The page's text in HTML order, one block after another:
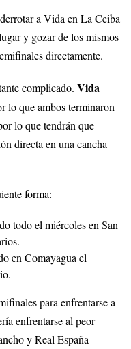
a Vida en La Ceiba
y gozar de los mismos
directamente.
complicado. Vida
lo que ambos terminaron
lo que tendrán que
directa en una cancha
forma:
todo el miércoles en San
en Comayagua el
para enfrentarse a
enfrentarse al peor
y Real España